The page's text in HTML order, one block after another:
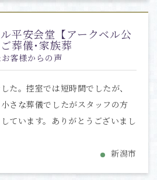
平安会堂【アークベル公
葬儀･家族葬
客様からの声
た。控室では短時間でしたが、
さな葬儀でしたがスタッフの方
ています。ありがとうございまし
新潟市